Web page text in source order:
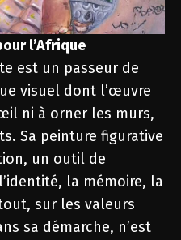
l’Afrique
est un passeur de
visuel dont l’œuvre
ni à orner les murs,
Sa peinture figurative
un outil de
la mémoire, la
sur les valeurs
sa démarche, n’est